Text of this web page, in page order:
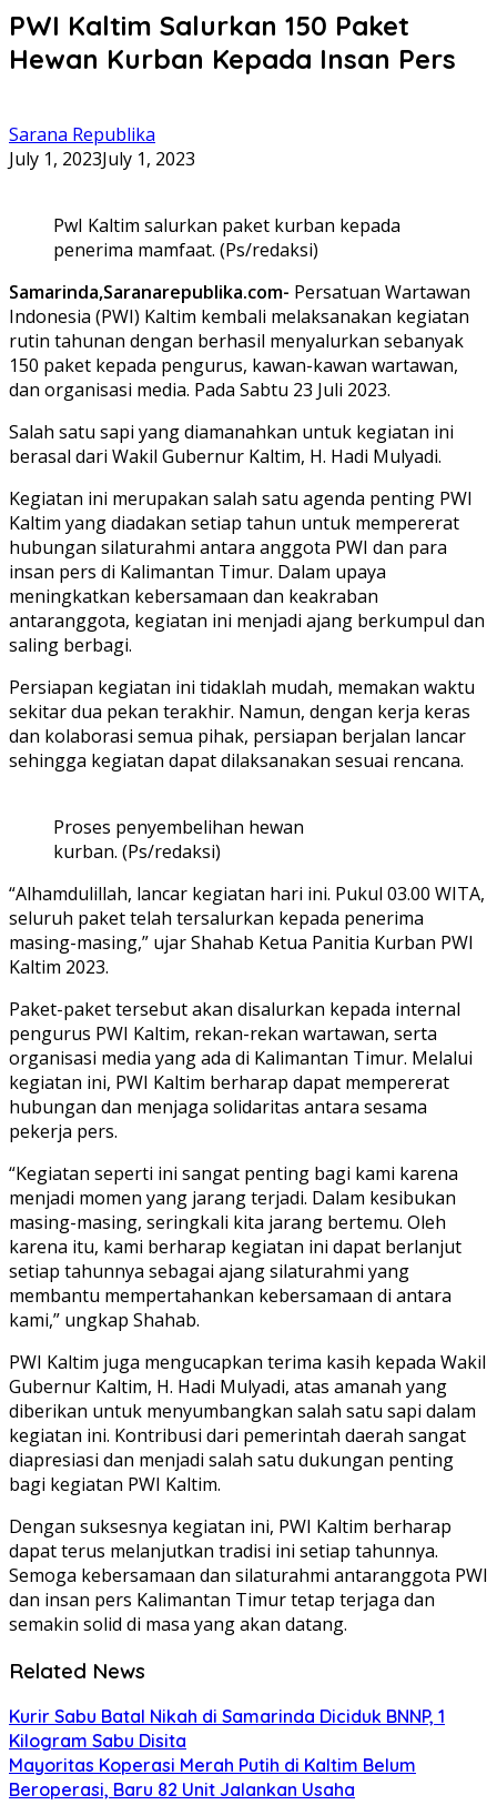
PWI Kaltim Salurkan 150 Paket
Hewan Kurban Kepada Insan Pers
Sarana Republika
July 1, 2023July 1, 2023
PwI Kaltim salurkan paket kurban kepada
penerima mamfaat. (Ps/redaksi)
Samarinda,Saranarepublika.com- Persatuan Wartawan
Indonesia (PWI) Kaltim kembali melaksanakan kegiatan
rutin tahunan dengan berhasil menyalurkan sebanyak
150 paket kepada pengurus, kawan-kawan wartawan,
dan organisasi media. Pada Sabtu 23 Juli 2023.
Salah satu sapi yang diamanahkan untuk kegiatan ini
berasal dari Wakil Gubernur Kaltim, H. Hadi Mulyadi.
Kegiatan ini merupakan salah satu agenda penting PWI
Kaltim yang diadakan setiap tahun untuk mempererat
hubungan silaturahmi antara anggota PWI dan para
insan pers di Kalimantan Timur. Dalam upaya
meningkatkan kebersamaan dan keakraban
antaranggota, kegiatan ini menjadi ajang berkumpul dan
saling berbagi.
Persiapan kegiatan ini tidaklah mudah, memakan waktu
sekitar dua pekan terakhir. Namun, dengan kerja keras
dan kolaborasi semua pihak, persiapan berjalan lancar
sehingga kegiatan dapat dilaksanakan sesuai rencana.
Proses penyembelihan hewan
kurban. (Ps/redaksi)
“Alhamdulillah, lancar kegiatan hari ini. Pukul 03.00 WITA,
seluruh paket telah tersalurkan kepada penerima
masing-masing,” ujar Shahab Ketua Panitia Kurban PWI
Kaltim 2023.
Paket-paket tersebut akan disalurkan kepada internal
pengurus PWI Kaltim, rekan-rekan wartawan, serta
organisasi media yang ada di Kalimantan Timur. Melalui
kegiatan ini, PWI Kaltim berharap dapat mempererat
hubungan dan menjaga solidaritas antara sesama
pekerja pers.
“Kegiatan seperti ini sangat penting bagi kami karena
menjadi momen yang jarang terjadi. Dalam kesibukan
masing-masing, seringkali kita jarang bertemu. Oleh
karena itu, kami berharap kegiatan ini dapat berlanjut
setiap tahunnya sebagai ajang silaturahmi yang
membantu mempertahankan kebersamaan di antara
kami,” ungkap Shahab.
PWI Kaltim juga mengucapkan terima kasih kepada Wakil
Gubernur Kaltim, H. Hadi Mulyadi, atas amanah yang
diberikan untuk menyumbangkan salah satu sapi dalam
kegiatan ini. Kontribusi dari pemerintah daerah sangat
diapresiasi dan menjadi salah satu dukungan penting
bagi kegiatan PWI Kaltim.
Dengan suksesnya kegiatan ini, PWI Kaltim berharap
dapat terus melanjutkan tradisi ini setiap tahunnya.
Semoga kebersamaan dan silaturahmi antaranggota PWI
dan insan pers Kalimantan Timur tetap terjaga dan
semakin solid di masa yang akan datang.
Related News
Kurir Sabu Batal Nikah di Samarinda Diciduk BNNP, 1
Kilogram Sabu Disita
Mayoritas Koperasi Merah Putih di Kaltim Belum
Beroperasi, Baru 82 Unit Jalankan Usaha